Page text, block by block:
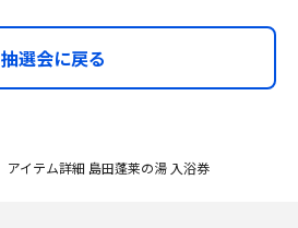
抽選会に戻る
アイテム詳細 島田蓬莱の湯 入浴券